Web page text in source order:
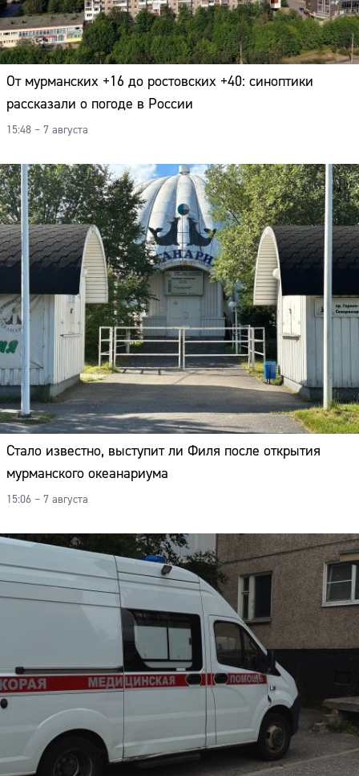
От мурманских +16 до ростовских +40: синоптики
рассказали о погоде в России
15:48 – 7 августа
Стало известно, выступит ли Филя после открытия
мурманского океанариума
15:06 – 7 августа